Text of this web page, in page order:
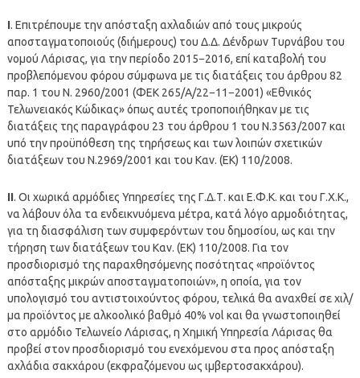
Ι. Επιτρέπουμε την απόσταξη αχλαδιών από τους μικρούς
αποσταγματοποιούς (διήμερους) του Δ.Δ. Δένδρων Τυρνάβου του
νομού Λάρισας, για την περίοδο 2015−2016, επί καταβολή του
προβλεπόμενου φόρου σύμφωνα με τις διατάξεις του άρθρου 82
παρ. 1 του Ν. 2960/2001 (ΦΕΚ 265/Α/22−11−2001) «Εθνικός
Τελωνειακός Κώδικας» όπως αυτές τροποποιήθηκαν με τις
διατάξεις της παραγράφου 23 του άρθρου 1 του Ν.3563/2007 και
υπό την προϋπόθεση της τηρήσεως και των λοιπών σχετικών
διατάξεων του Ν.2969/2001 και του Καν. (ΕΚ) 110/2008.
II. Οι χωρικά αρμόδιες Υπηρεσίες της Γ.Δ.Τ. και Ε.Φ.Κ. και του Γ.Χ.Κ.,
να λάβουν όλα τα ενδεικνυόμενα μέτρα, κατά λόγο αρμοδιότητας,
για τη διασφάλιση των συμφερόντων του δημοσίου, ως και την
τήρηση των διατάξεων του Καν. (ΕΚ) 110/2008. Για τον
προσδιορισμό της παραχθησόμενης ποσότητας «προϊόντος
απόσταξης μικρών αποσταγματοποιών», η οποία, για τον
υπολογισμό του αντιστοιχούντος φόρου, τελικά θα αναχθεί σε χιλ/
μα προϊόντος με αλκοολικό βαθμό 40% vol και θα γνωστοποιηθεί
στο αρμόδιο Τελωνείο Λάρισας, η Χημική Υπηρεσία Λάρισας θα
προβεί στον προσδιορισμό του ενεχόμενου στα προς απόσταξη
αχλάδια σακχάρου (εκφραζόμενου ως ιμβερτοσακχάρου).